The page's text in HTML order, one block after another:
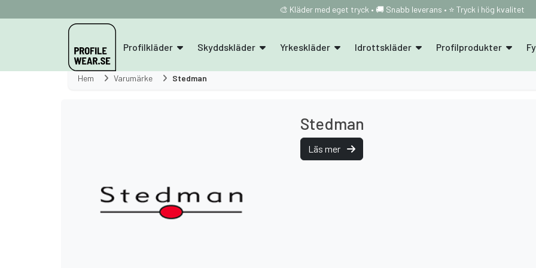
🎨 Kläder med eget tryck • 🚚 Snabb leverans • ⭐ Tryck i hög kvalitet
Profilkläder Skyddskläder Yrkeskläder Idrottskläder Profilprodukter
Hem Varumärke Stedman
Stedman
Läs mer